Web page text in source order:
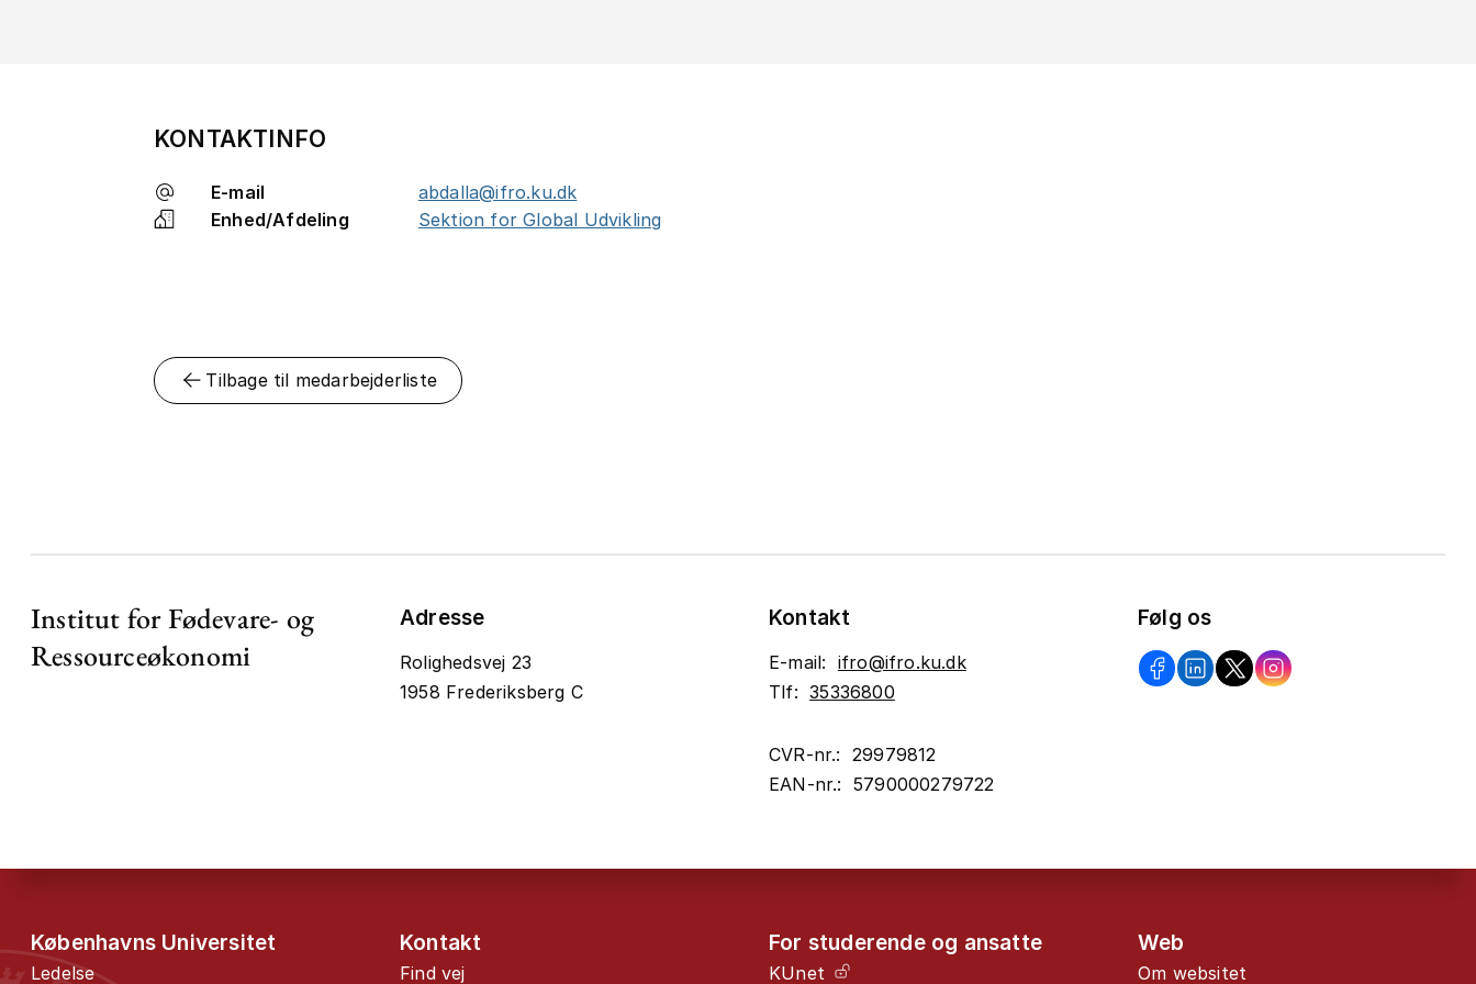
KONTAKTINFO
E-mail
abdalla@ifro.ku.dk
Enhed/Afdeling
Sektion for Global Udvikling
Tilbage til medarbejderliste
Institut for Fødevare- og
Ressourceøkonomi
Adresse
Rolighedsvej 23
1958 Frederiksberg C
Kontakt
E-mail: ifro@ifro.ku.dk
Tlf:35336800
CVR-nr.: 29979812
EAN-nr.: 5790000279722
Følg os
Københavns Universitet
Ledelse
Kontakt
Find vej
For studerende og ansatte
KUnet
Web
Om websitet